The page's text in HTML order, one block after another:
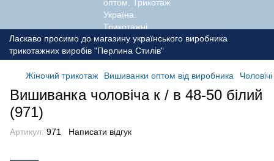
Ласкаво просимо до магазину українського виробника
трикотажних виробів "Перлина Стилів"
Жіночий трикотаж Вишиванки оптом від виробника
Вишиванка чоловіча к / в 48-50 білий
(971)
Артикул: 971 Написати відгук